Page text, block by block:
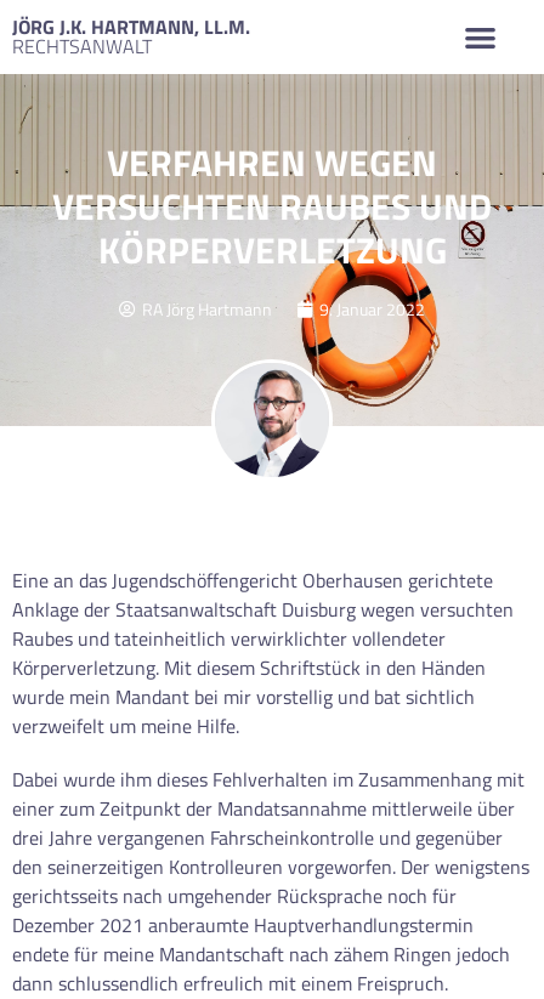
JÖRG J.K. HARTMANN, LL.M.
RECHTSANWALT
VERFAHREN WEGEN
VERSUCHTEN RAUBES UND
KÖRPERVERLETZUNG
RA Jörg Hartmann 9. Januar 2022
Eine an das Jugendschöffengericht Oberhausen gerichtete
Anklage der Staatsanwaltschaft Duisburg wegen versuchten
Raubes und tateinheitlich verwirklichter vollendeter
Körperverletzung. Mit diesem Schriftstück in den Händen
wurde mein Mandant bei mir vorstellig und bat sichtlich
verzweifelt um meine Hilfe.
Dabei wurde ihm dieses Fehlverhalten im Zusammenhang mit
einer zum Zeitpunkt der Mandatsannahme mittlerweile über
drei Jahre vergangenen Fahrscheinkontrolle und gegenüber
den seinerzeitigen Kontrolleuren vorgeworfen. Der wenigstens
gerichtsseits nach umgehender Rücksprache noch für
Dezember 2021 anberaumte Hauptverhandlungstermin
endete für meine Mandantschaft nach zähem Ringen jedoch
dann schlussendlich erfreulich mit einem Freispruch.